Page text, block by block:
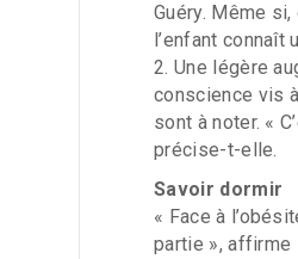
Guéry. Même
l’enfant connaît
2. Une légère
conscience vis
sont à noter. «
précise-t-elle.
Savoir dormir
« Face à
partie », affirme